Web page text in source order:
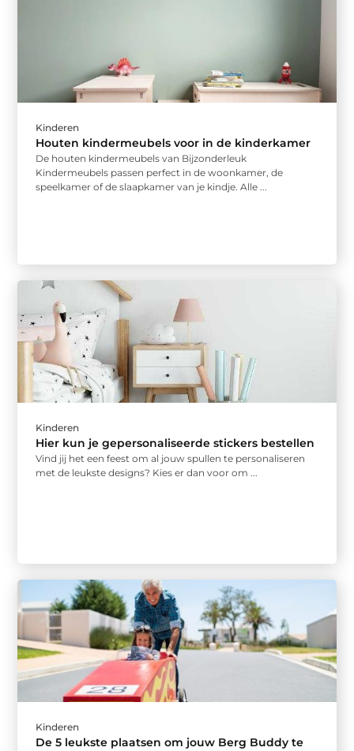
Kinderen
Houten kindermeubels voor in de kinderkamer
De houten kindermeubels van Bijzonderleuk
Kindermeubels passen perfect in de woonkamer, de
speelkamer of de slaapkamer van je kindje. Alle ...
Kinderen
Hier kun je gepersonaliseerde stickers bestellen
Vind jij het een feest om al jouw spullen te personaliseren
met de leukste designs? Kies er dan voor om ...
Kinderen
De 5 leukste plaatsen om jouw Berg Buddy te